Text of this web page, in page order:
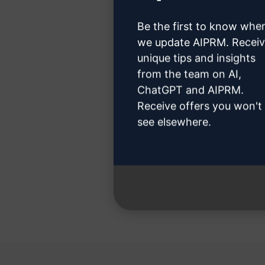
Be the first to know
we update AIPRM.
unique tips and insights
from the team on AI,
ChatGPT and AIPRM.
Receive offers you won't
see elsewhere.